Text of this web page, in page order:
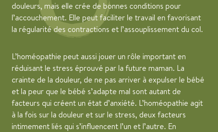
douleurs, mais elle crée de bonnes conditions pour
l’accouchement. Elle peut faciliter le travail en favorisant
la régularité des contractions et l’assouplissement du col.
L’homéopathie peut aussi jouer un rôle important en
réduisant le stress éprouvé par la future maman. La
crainte de la douleur, de ne pas arriver à expulser le bébé
et la peur que le bébé s’adapte mal sont autant de
facteurs qui créent un état d’anxiété. L’homéopathie agit
à la fois sur la douleur et sur le stress, deux facteurs
intimement liés qui s’influencent l’un et l’autre. En